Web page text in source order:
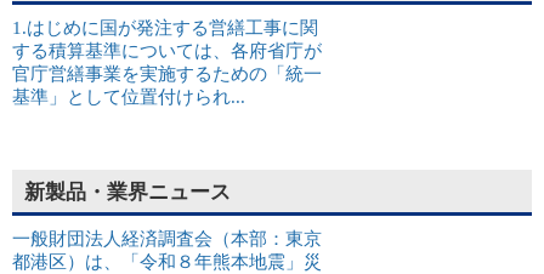
1.はじめに国が発注する営繕工事に関
する積算基準については、各府省庁が
官庁営繕事業を実施するための「統一
基準」として位置付けられ...
新製品・業界ニュース
一般財団法人経済調査会（本部：東京
都港区）は、「令和８年熊本地震」災